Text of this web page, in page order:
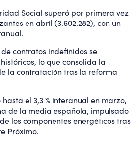
Social superó por primera vez
en abril (3.602.282), con un
contratos indefinidos se
lo que consolida la
la contratación tras la reforma
el 3,3 % interanual en marzo,
de la media española, impulsado
los componentes energéticos tras
Próximo.